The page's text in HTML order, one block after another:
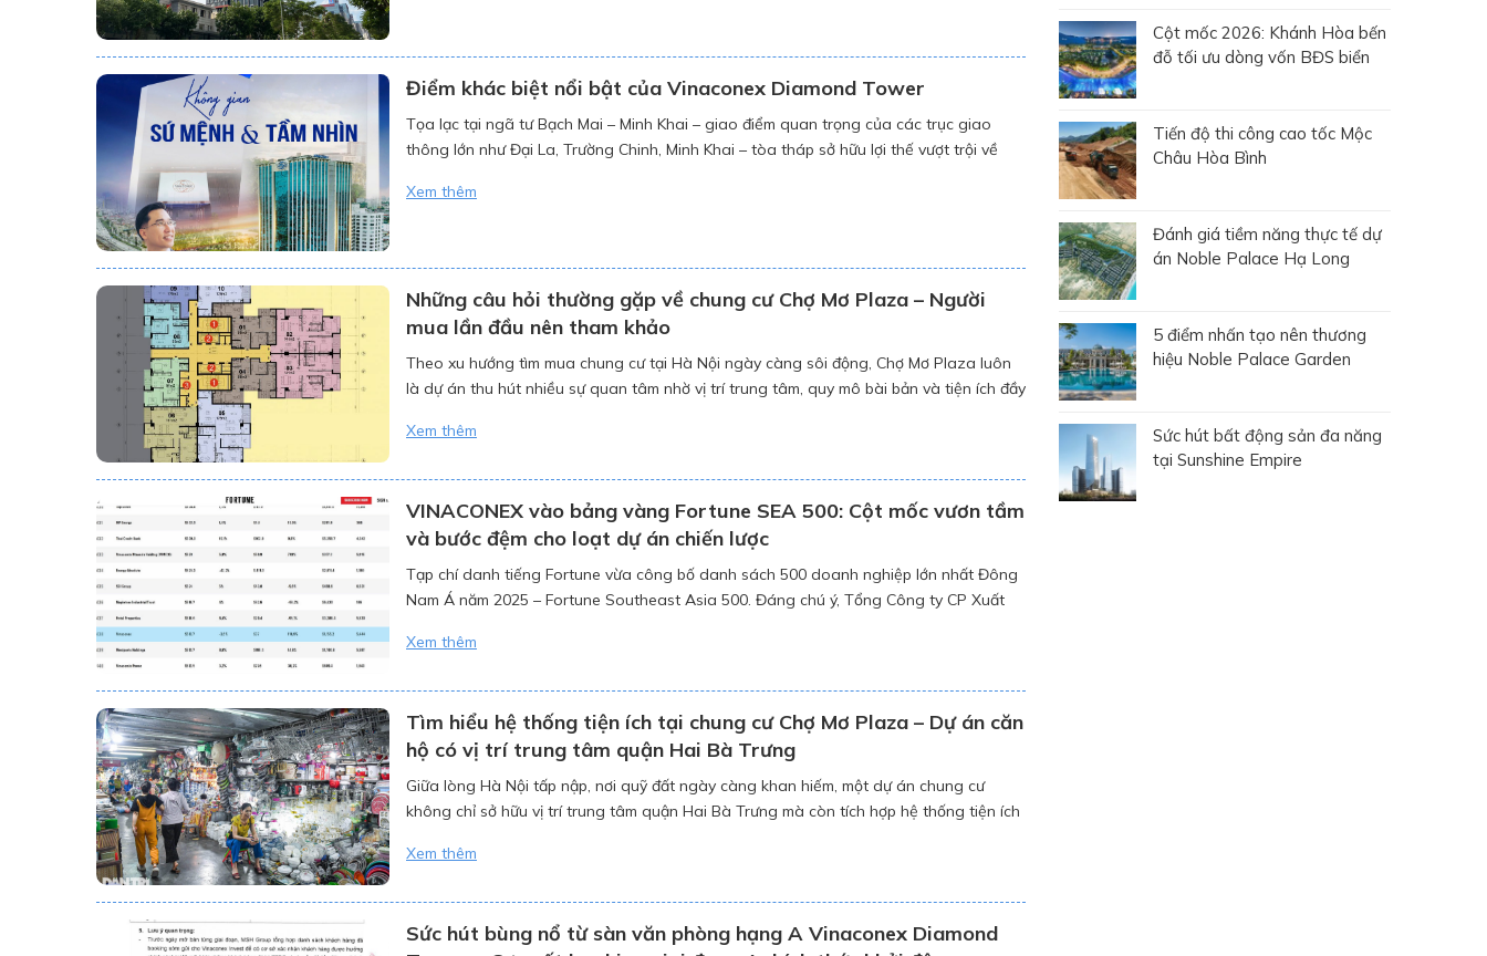
Điểm khác biệt nổi bật của Vinaconex Diamond Tower
Tọa lạc tại ngã tư Bạch Mai – Minh Khai – giao điểm quan trọng của các trục giao
thông lớn như Đại La, Trường Chinh, Minh Khai – tòa tháp sở hữu lợi thế vượt trội về
[…]
Xem thêm
Những câu hỏi thường gặp về chung cư Chợ Mơ Plaza – Người
mua lần đầu nên tham khảo
Theo xu hướng tìm mua chung cư tại Hà Nội ngày càng sôi động, Chợ Mơ Plaza luôn
là dự án thu hút nhiều sự quan tâm nhờ vị trí trung tâm, quy mô bài bản và tiện ích đầy
Xem thêm
VINACONEX vào bảng vàng Fortune SEA 500: Cột mốc vươn tầm
và bước đệm cho loạt dự án chiến lược
Tạp chí danh tiếng Fortune vừa công bố danh sách 500 doanh nghiệp lớn nhất Đông
Nam Á năm 2025 – Fortune Southeast Asia 500. Đáng chú ý, Tổng Công ty CP Xuất
danh, trở thành một trong 76 […]
Xem thêm
Tìm hiểu hệ thống tiện ích tại chung cư Chợ Mơ Plaza – Dự án căn
hộ có vị trí trung tâm quận Hai Bà Trưng
Giữa lòng Hà Nội tấp nập, nơi quỹ đất ngày càng khan hiếm, một dự án chung cư
không chỉ sở hữu vị trí trung tâm quận Hai Bà Trưng mà còn tích hợp hệ thống tiện ích
Xem thêm
Sức hút bùng nổ từ sàn văn phòng hạng A Vinaconex Diamond
Cột mốc 2026: Khánh Hòa bến
đỗ tối ưu dòng vốn BĐS biển
Tiến độ thi công cao tốc Mộc
Châu Hòa Bình
Đánh giá tiềm năng thực tế dự
án Noble Palace Hạ Long
5 điểm nhấn tạo nên thương
hiệu Noble Palace Garden
Sức hút bất động sản đa năng
tại Sunshine Empire